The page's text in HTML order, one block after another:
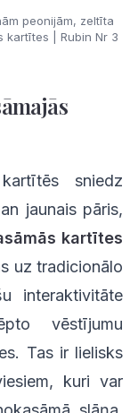
peonijām, zeltīta
kartītes | Rubin Nr 3
sniedz
jaunais pāris,
kartītes
uz tradicionālo
interaktivitāte
vēstījumu
Tas ir lielisks
kuri var